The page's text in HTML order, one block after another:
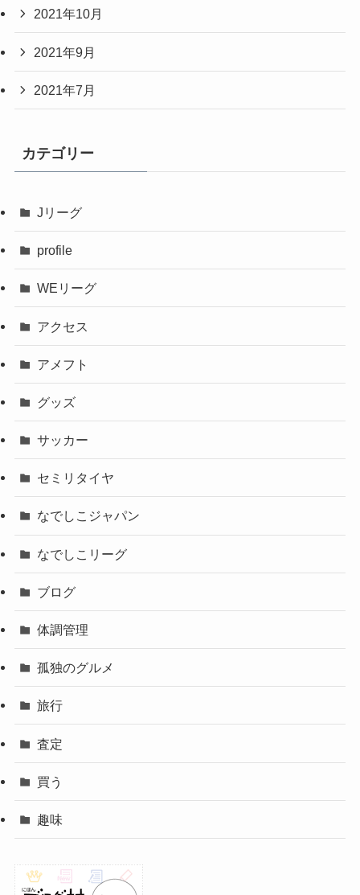
2021年10月
2021年9月
2021年7月
カテゴリー
Jリーグ
profile
WEリーグ
アクセス
アメフト
グッズ
サッカー
セミリタイヤ
なでしこジャパン
なでしこリーグ
ブログ
体調管理
孤独のグルメ
旅行
査定
買う
趣味